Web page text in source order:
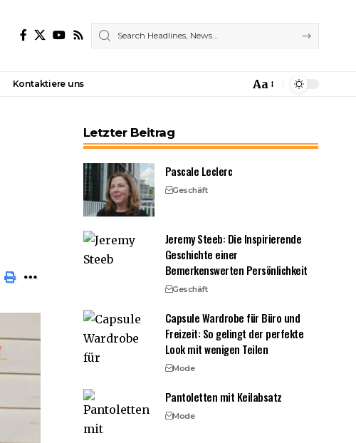
Kontaktiere uns
Font
Aa
Letzter Beitrag
Pascale Leclerc
Geschäft
Jeremy Steeb: Die Inspirierende
Geschichte einer
Bemerkenswerten Persönlichkeit
Geschäft
Capsule Wardrobe für Büro und
Freizeit: So gelingt der perfekte
Look mit wenigen Teilen
Mode
Pantoletten mit Keilabsatz
Mode